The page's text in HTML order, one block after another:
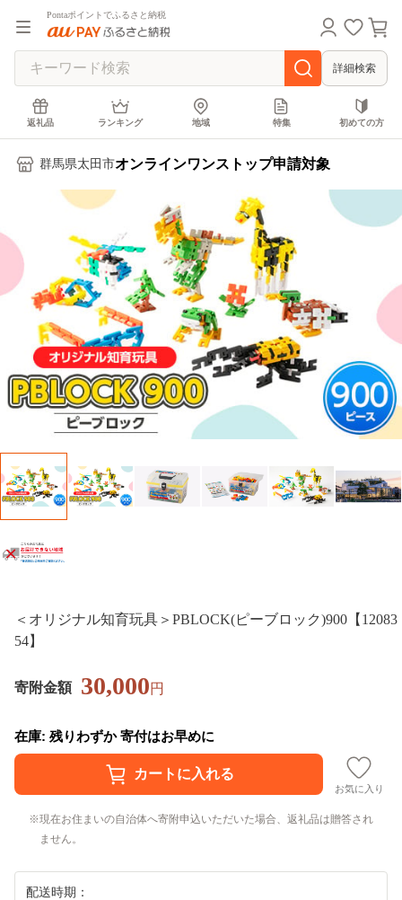
Pontaポイントでふるさと納税
詳細検索
返礼品 ランキング 地域 特集 初めての方
群馬県太田市オンラインワンストップ申請対象
＜オリジナル知育玩具＞PBLOCK(ピーブロック)900【12083
54】
寄附金額 30,000円
在庫: 残りわずか 寄付はお早めに
お気に入り
現在お住まいの自治体へ寄附申込いただいた場合、返礼品は贈答され
ません。
配送時期：